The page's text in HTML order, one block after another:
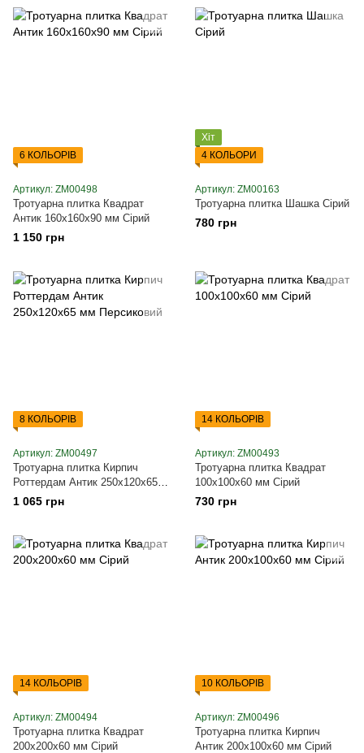
6 КОЛЬОРІВ
Артикул: ZM00498
Тротуарна плитка Квадрат
Антик 160х160х90 мм Сірий
1 150 грн
Хіт
4 КОЛЬОРИ
Артикул: ZM00163
Тротуарна плитка Шашка Сірий
780 грн
8 КОЛЬОРІВ
Артикул: ZM00497
Тротуарна плитка Кирпич
Роттердам Антик 250х120х65
мм Персиковий
1 065 грн
14 КОЛЬОРІВ
Артикул: ZM00493
Тротуарна плитка Квадрат
100х100х60 мм Сірий
730 грн
14 КОЛЬОРІВ
Артикул: ZM00494
Тротуарна плитка Квадрат
200х200х60 мм Сірий
10 КОЛЬОРІВ
Артикул: ZM00496
Тротуарна плитка Кирпич
Антик 200х100х60 мм Сірий